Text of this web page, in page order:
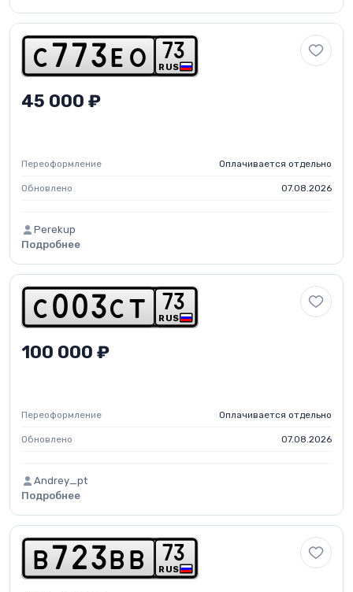
c 7 7 3 e o RUS
73
45 000 ₽
Переоформление Оплачивается отдельно
Обновлено 07.08.2026
Perekup
Подробнее
c 0 0 3 c t RUS
73
100 000 ₽
Переоформление Оплачивается отдельно
Обновлено 07.08.2026
Andrey_pt
Подробнее
b 7 2 3 b b RUS
73